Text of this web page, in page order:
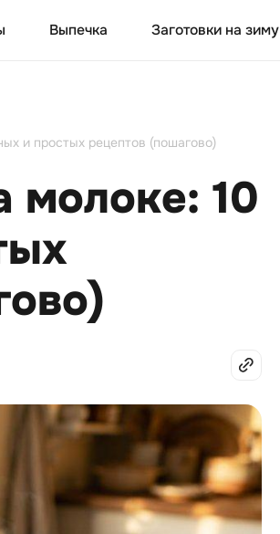
Выпечка Заготовки на зиму
и простых рецептов (пошагово)
молоке: 10